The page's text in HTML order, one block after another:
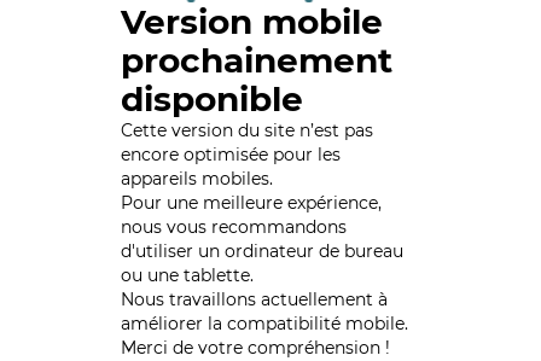
Version mobile
prochainement
disponible
Cette version du site n’est pas
encore optimisée pour les
appareils mobiles.
Pour une meilleure expérience,
nous vous recommandons
d'utiliser un ordinateur de bureau
ou une tablette.
Nous travaillons actuellement à
améliorer la compatibilité mobile.
Merci de votre compréhension !